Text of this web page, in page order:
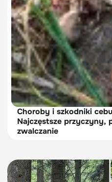
Choroby i szkodniki
Najczęstsze przyczyny,
zwalczanie